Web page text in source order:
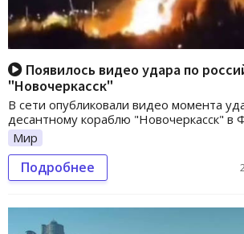
Появилось видео удара по
"Новочеркасск"
В сети опубликовали видео момента
десантному кораблю "Новочеркасск" в
Мир
Подробнее